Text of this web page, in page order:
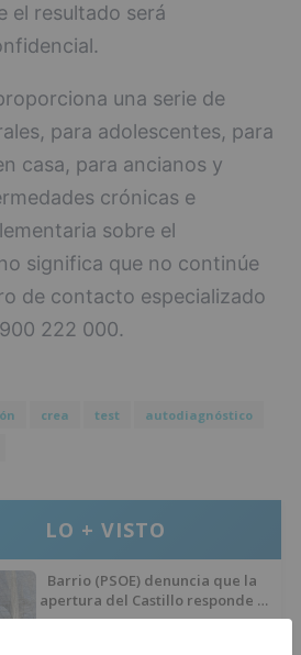
el resultado será
una serie de
para adolescentes, para
casa, para ancianos y
crónicas e
sobre el
significa que no continúe
de contacto especializado
222 000.
crea test
autodiagnóstico
LO + VISTO
Barrio (PSOE) denuncia que la
apertura del Castillo responde a
“una foto” y no a la culminación